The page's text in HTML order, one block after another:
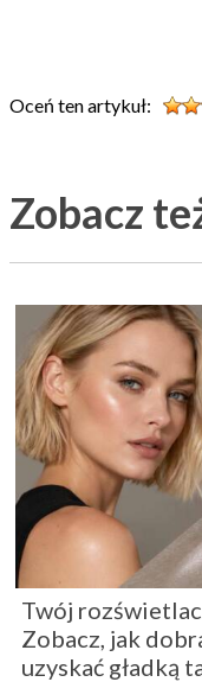
Oceń ten artykuł:
Zobacz
Twój
Zobacz, jak
uzyskać gładką